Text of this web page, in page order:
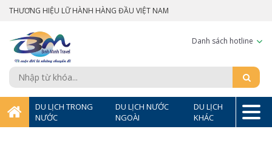
THƯƠNG HIỆU LỮ HÀNH HÀNG ĐẦU VIỆT NAM
Danh sách hotline
DU LỊCH TRONG
NƯỚC
DU LỊCH NƯỚC
NGOÀI
DU LỊCH
KHÁC